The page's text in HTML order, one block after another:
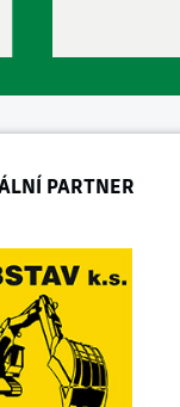
PARTNER